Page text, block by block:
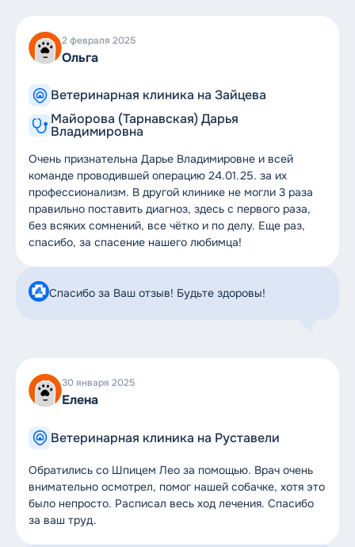
2 февраля 2025
Ольга
Ветеринарная клиника на Зайцева
Майорова (Тарнавская) Дарья
Владимировна
Очень признательна Дарье Владимировне и всей
команде проводившей операцию 24.01.25. за их
профессионализм. В другой клинике не могли 3 раза
правильно поставить диагноз, здесь с первого раза,
без всяких сомнений, все чётко и по делу. Еще раз,
спасибо, за спасение нашего любимца!
Спасибо за Ваш отзыв! Будьте здоровы!
30 января 2025
Елена
Ветеринарная клиника на Руставели
Обратились со Шпицем Лео за помощью. Врач очень
внимательно осмотрел, помог нашей собачке, хотя это
было непросто. Расписал весь ход лечения. Спасибо
за ваш труд.